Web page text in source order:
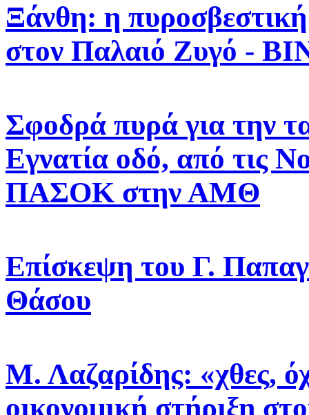
Ξάνθη: η
στον Παλαιό Ζυγό -
Σφοδρά πυρά για την
Εγνατία οδό, από τις
ΠΑΣΟΚ στην ΑΜΘ
Επίσκεψη του Γ.
Θάσου
Μ. Λαζαρίδης: «χθες,
οικονομική στήριξη